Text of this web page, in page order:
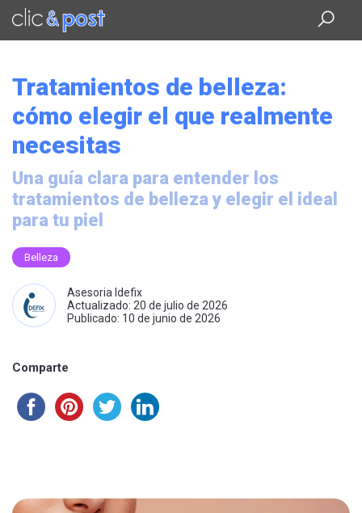
Saltar
contenido
Tratamientos de belleza:
cómo elegir el que realmente
necesitas
Una guía clara para entender los
tratamientos de belleza y elegir el ideal
para tu piel
Belleza
Asesoria Idefix
Actualizado: 20 de julio de 2026
Publicado: 10 de junio de 2026
Comparte